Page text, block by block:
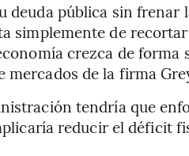
deuda pública sin
simplemente de
crezca de forma
mercados de la firma
tendría que
reducir el déficit